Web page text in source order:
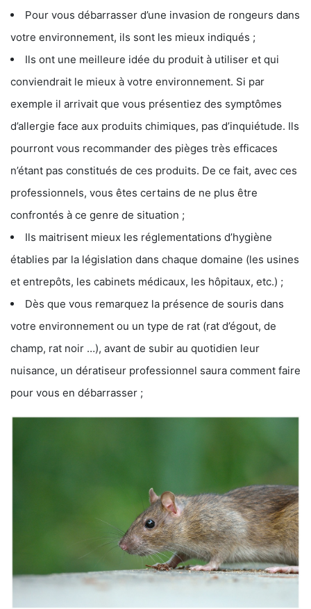
Pour vous débarrasser d’une invasion de rongeurs dans
votre environnement, ils sont les mieux indiqués ;
Ils ont une meilleure idée du produit à utiliser et qui
conviendrait le mieux à votre environnement. Si par
exemple il arrivait que vous présentiez des symptômes
d’allergie face aux produits chimiques, pas d’inquiétude. Ils
pourront vous recommander des pièges très efficaces
n’étant pas constitués de ces produits. De ce fait, avec ces
professionnels, vous êtes certains de ne plus être
confrontés à ce genre de situation ;
Ils maitrisent mieux les réglementations d’hygiène
établies par la législation dans chaque domaine (les usines
et entrepôts, les cabinets médicaux, les hôpitaux, etc.) ;
Dès que vous remarquez la présence de souris dans
votre environnement ou un type de rat (rat d’égout, de
champ, rat noir …), avant de subir au quotidien leur
nuisance, un dératiseur professionnel saura comment faire
pour vous en débarrasser ;